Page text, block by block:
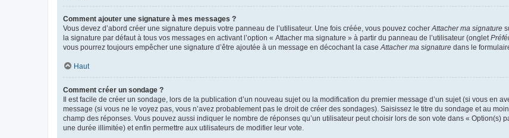
Comment ajouter une signature à mes messages ?
Vous devez d’abord créer une signature depuis votre panneau de l’utilisateur. Une fois créée, vous pouvez cocherAttacher ma signature
la signature par défaut à tous vos messages en activant l’option « Attacher ma signature » à partir du panneau de l’utilisateur (onglet
vous pourrez toujours empêcher une signature d’être ajoutée à un message en décochant la caseAttacher ma signature dans le
Haut
Comment créer un sondage ?
Il est facile de créer un sondage, lors de la publication d’un nouveau sujet ou la modification du premier message d’un sujet (si vous en
message (si vous ne le voyez pas, vous n’avez probablement pas le droit de créer des sondages). Saisissez le titre du sondage et au
champ des réponses. Vous pouvez aussi indiquer le nombre de réponses qu’un utilisateur peut choisir lors de son vote dans « Option(s)
une durée illimitée) et enfin permettre aux utilisateurs de modifier leur vote.